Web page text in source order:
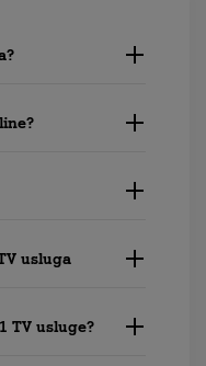
usluga
TV usluge?